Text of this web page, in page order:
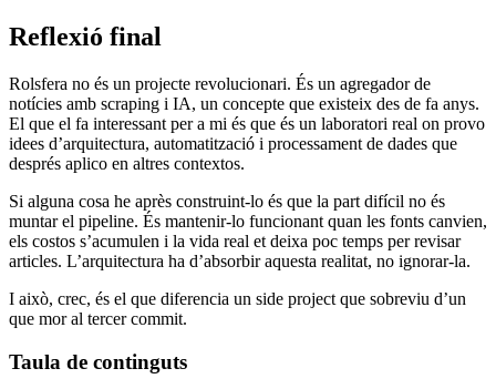
Reflexió final
Rolsfera no és un projecte revolucionari. És un agregador de
notícies amb scraping i IA, un concepte que existeix des de fa anys.
El que el fa interessant per a mi és que és un laboratori real on provo
idees d’arquitectura, automatització i processament de dades que
després aplico en altres contextos.
Si alguna cosa he après construint-lo és que la part difícil no és
muntar el pipeline. És mantenir-lo funcionant quan les fonts canvien,
els costos s’acumulen i la vida real et deixa poc temps per revisar
articles. L’arquitectura ha d’absorbir aquesta realitat, no ignorar-la.
I això, crec, és el que diferencia un side project que sobreviu d’un
que mor al tercer commit.
Taula de continguts